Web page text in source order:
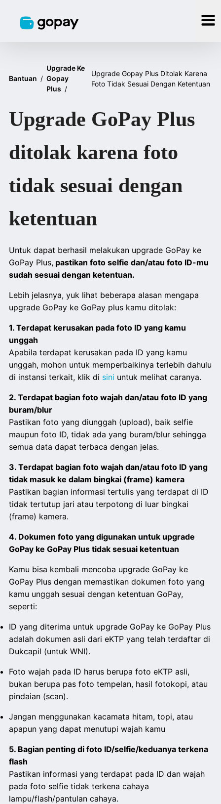
Bantuan /
Upgrade Ke
Gopay
Plus /
Upgrade Gopay Plus Ditolak Karena
Foto Tidak Sesuai Dengan Ketentuan
Upgrade GoPay Plus
ditolak karena foto
tidak sesuai dengan
ketentuan
Untuk dapat berhasil melakukan upgrade GoPay ke
GoPay Plus,pastikan foto selfie dan/atau foto ID-mu
sudah sesuai dengan ketentuan.
Lebih jelasnya, yuk lihat beberapa alasan mengapa
upgrade GoPay ke GoPay plus kamu ditolak:
1. Terdapat kerusakan pada foto ID yang kamu
unggah
Apabila terdapat kerusakan pada ID yang kamu
unggah, mohon untuk memperbaikinya terlebih dahulu
di instansi terkait, klik di sini untuk melihat caranya.
2. Terdapat bagian foto wajah dan/atau foto ID yang
buram/blur
Pastikan foto yang diunggah (upload), baik selfie
maupun foto ID, tidak ada yang buram/blur sehingga
semua data dapat terbaca dengan jelas.
3. Terdapat bagian foto wajah dan/atau foto ID yang
tidak masuk ke dalam bingkai (frame) kamera
Pastikan bagian informasi tertulis yang terdapat di ID
tidak tertutup jari atau terpotong di luar bingkai
(frame) kamera.
4. Dokumen foto yang digunakan untuk upgrade
GoPay ke GoPay Plus tidak sesuai ketentuan
Kamu bisa kembali mencoba upgrade GoPay ke
GoPay Plus dengan memastikan dokumen foto yang
kamu unggah sesuai dengan ketentuan GoPay,
seperti:
ID yang diterima untuk upgrade GoPay ke GoPay Plus
adalah dokumen asli dari eKTP yang telah terdaftar di
Dukcapil (untuk WNI).
Foto wajah pada ID harus berupa foto eKTP asli,
bukan berupa pas foto tempelan, hasil fotokopi, atau
pindaian (scan).
Jangan menggunakan kacamata hitam, topi, atau
apapun yang dapat menutupi wajah kamu
5. Bagian penting di foto ID/selfie/keduanya terkena
flash
Pastikan informasi yang terdapat pada ID dan wajah
pada foto selfie tidak terkena cahaya
lampu/flash/pantulan cahaya.